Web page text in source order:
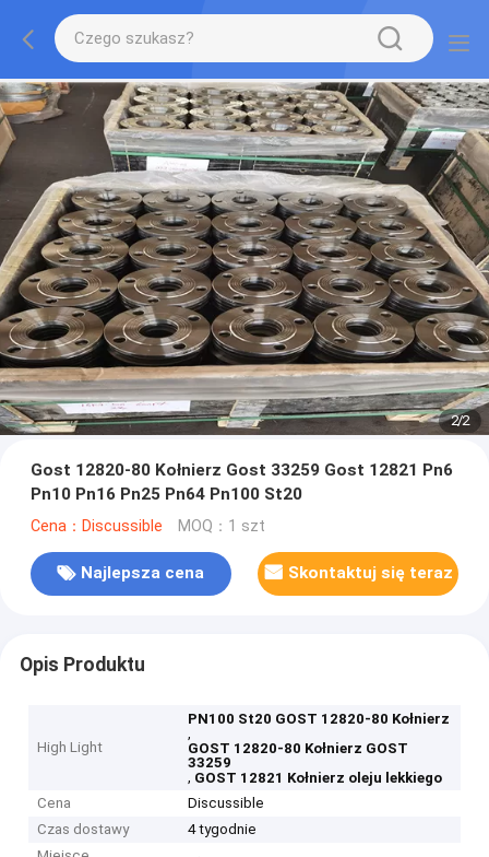
2/2
Gost 12820-80 Kołnierz Gost 33259 Gost 12821 Pn6
Pn10 Pn16 Pn25 Pn64 Pn100 St20
Cena：Discussible MOQ：1 szt
Najlepsza cena Skontaktuj się teraz
Opis Produktu
High Light
PN100 St20 GOST 12820-80 Kołnierz
,
GOST 12820-80 Kołnierz GOST
33259
, GOST 12821 Kołnierz oleju lekkiego
Cena
Discussible
Czas dostawy
4 tygodnie